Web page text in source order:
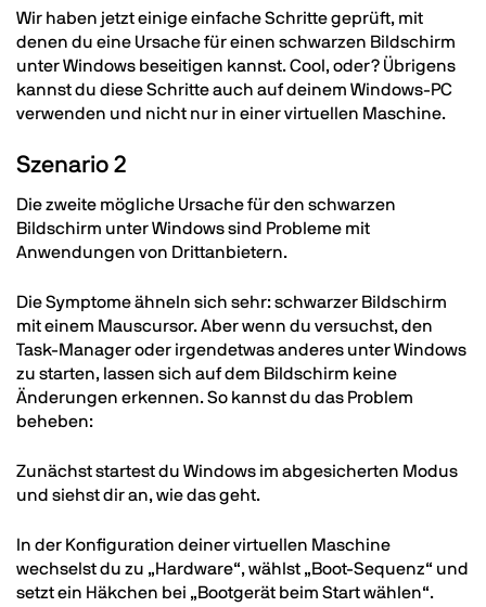
Wir haben jetzt einige einfache Schritte geprüft, mit
denen du eine Ursache für einen schwarzen Bildschirm
unter Windows beseitigen kannst. Cool, oder? Übrigens
kannst du diese Schritte auch auf deinem Windows-PC
verwenden und nicht nur in einer virtuellen Maschine.
Szenario 2
Die zweite mögliche Ursache für den schwarzen
Bildschirm unter Windows sind Probleme mit
Anwendungen von Drittanbietern.
Die Symptome ähneln sich sehr: schwarzer Bildschirm
mit einem Mauscursor. Aber wenn du versuchst, den
Task-Manager oder irgendetwas anderes unter Windows
zu starten, lassen sich auf dem Bildschirm keine
Änderungen erkennen. So kannst du das Problem
beheben:
Zunächst startest du Windows im abgesicherten Modus
und siehst dir an, wie das geht.
In der Konfiguration deiner virtuellen Maschine
wechselst du zu „Hardware“, wählst „Boot-Sequenz“ und
setzt ein Häkchen bei „Bootgerät beim Start wählen“.